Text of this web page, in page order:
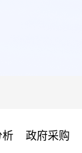
析 政府采购